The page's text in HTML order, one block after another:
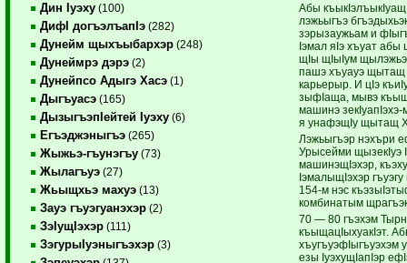
Дин Iуэху (100)
ДифI догъэлъапIэ (282)
Дунейм щыхъыбархэр (248)
Дунеймрэ дэрэ (2)
Дунейпсо Адыгэ Хасэ (1)
Дыгъуасэ (165)
ДызыгъэпIейтей Iуэху (6)
Егъэджэныгъэ (265)
Жыжьэ-гъунэгъу (73)
Жылагъуэ (27)
Жьыщхьэ махуэ (13)
Зауэ гъуэгуанэхэр (2)
ЗэIущIэхэр (111)
ЗэгурыIуэныгъэхэр (3)
Абы къыкIэлъыкIуащ
лэжьыгъэ
зэрызаужьам и
Iэмал яIэ хъуат абы
щIы щIыIум
пашэ хъуауэ
карьерыр. И цIэ
зыфIаща, мывэ
машинэ
я унафэщIу щытащ
Лэжьыгъэр нэхъри
Урысейми щызекIуэ
машинэщIэхэр,
IэмалыщIэхэр
154-м нэс
комбинатым
70 — 80 гъэхэм
къыщацIыхуакIэт.
хъугъуэфIыгъуэхэм
езы IуэхущIапIэр